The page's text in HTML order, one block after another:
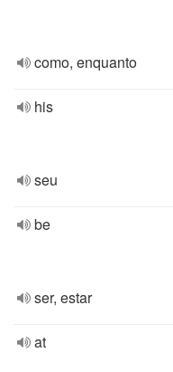
como, enquanto
his
seu
be
ser, estar
at